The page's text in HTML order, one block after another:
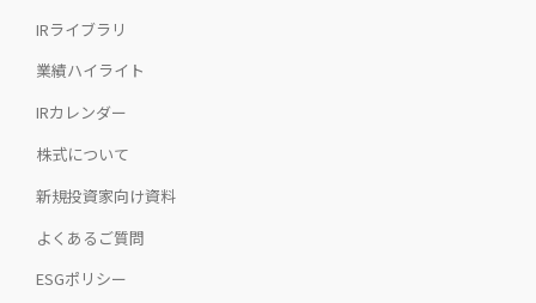
IRライブラリ
業績ハイライト
IRカレンダー
株式について
新規投資家向け資料
よくあるご質問
ESGポリシー